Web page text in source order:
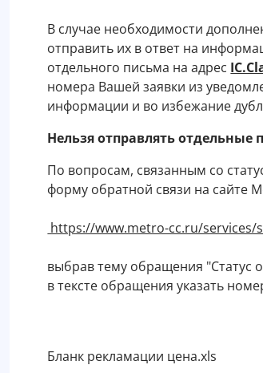
В случае необходимости
отправить их в ответ на
отдельного письма на адрес
номера Вашей заявки из
информации и во избежание
Нельзя отправлять отдельные
По вопросам, связанным со
форму обратной связи на сайте
https://www.metro-cc.ru/
выбрав тему обращения "Статус
в тексте обращения указать
Бланк рекламации цена.xls